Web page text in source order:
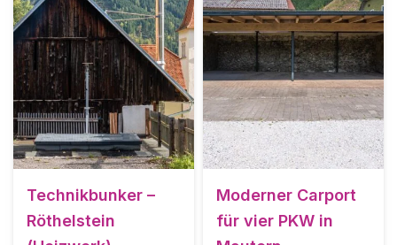
Technikbunker –
Röthelstein
Moderner Carport
für vier PKW in